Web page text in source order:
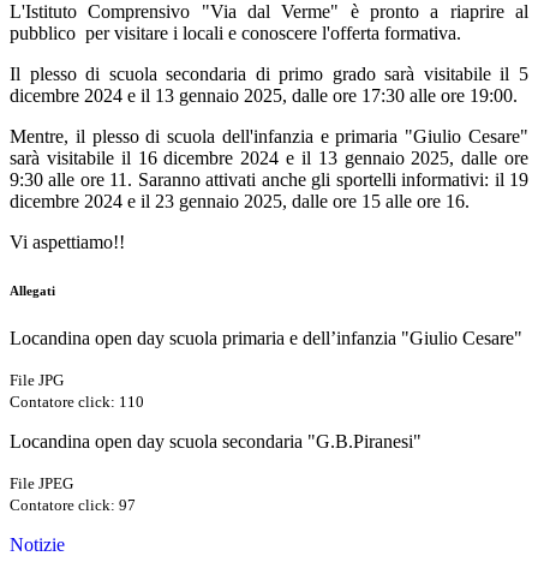
L'Istituto Comprensivo "Via dal Verme" è pronto a riaprire al
pubblico per visitare i locali e conoscere l'offerta formativa.
Il plesso di scuola secondaria di primo grado sarà visitabile il 5
dicembre 2024 e il 13 gennaio 2025, dalle ore 17:30 alle ore 19:00.
Mentre, il plesso di scuola dell'infanzia e primaria "Giulio Cesare"
sarà visitabile il 16 dicembre 2024 e il 13 gennaio 2025, dalle ore
9:30 alle ore 11. Saranno attivati anche gli sportelli informativi: il 19
dicembre 2024 e il 23 gennaio 2025, dalle ore 15 alle ore 16.
Vi aspettiamo!!
Allegati
Locandina open day scuola primaria e dell’infanzia "Giulio Cesare"
File JPG
Contatore click: 110
Locandina open day scuola secondaria "G.B.Piranesi"
File JPEG
Contatore click: 97
Notizie